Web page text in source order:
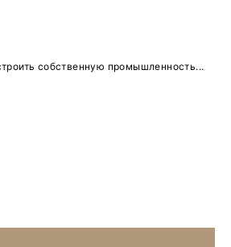
собственную промышленность...